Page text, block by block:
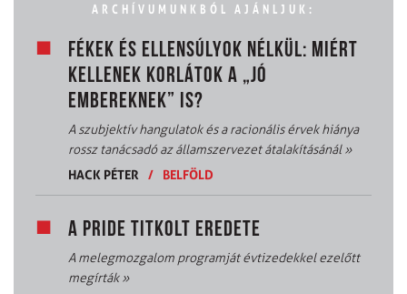
ARCHÍVUMUNKBÓL AJÁNLJUK:
FÉKEK ÉS ELLENSÚLYOK NÉLKÜL: MIÉRT
KELLENEK KORLÁTOK A „JÓ
EMBEREKNEK” IS?
A szubjektív hangulatok és a racionális érvek hiánya
rossz tanácsadó az államszervezet átalakításánál»
HACK PÉTER
/ BELFÖLD
A PRIDE TITKOLT EREDETE
A melegmozgalom programját évtizedekkel ezelőtt
megírták»